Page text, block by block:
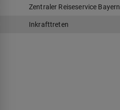
Zentraler Reiseservice Bayern
Inkrafttreten